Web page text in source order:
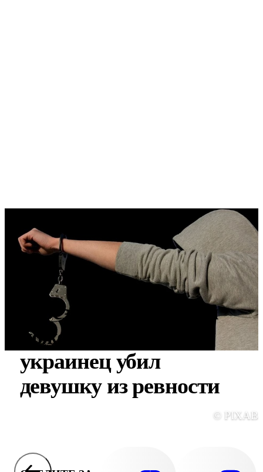
Зарезал консервным
ножом: в Крыму
украинец убил
девушку из ревности
©